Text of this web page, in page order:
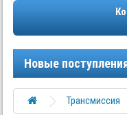
Новые
Трансмиссия